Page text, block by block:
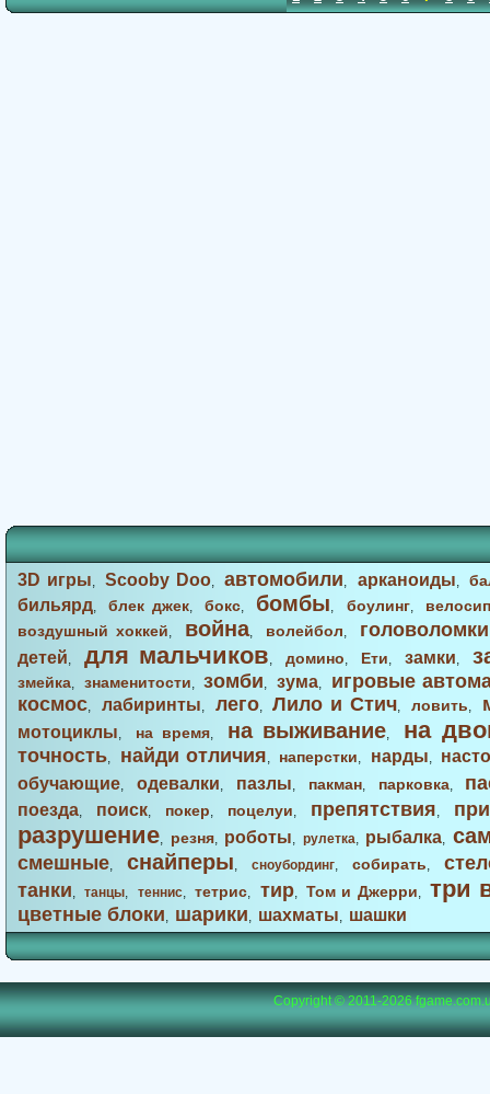
3D игры,Scooby Doo,автомобили, арканоиды,
бильярд,блек джек,бокс, бомбы, боулинг,
воздушный хоккей, война, волейбол, головоломки
детей, для мальчиков, домино, Ети, замки,
змейка, знаменитости,зомби, зума,
игровые
космос, лабиринты, лего,Лило и Стич,ловить,
мотоциклы, на время, на выживание, на
точность, найди отличия, наперстки, нарды,
обучающие, одевалки, пазлы, пакман, парковка,
поезда, поиск, покер, поцелуи, препятствия,
разрушение, резня, роботы, рулетка, рыбалка,
смешные, снайперы, сноубординг, собирать,
танки,танцы, теннис,тетрис, тир,Том и Джерри, три
цветные блоки, шарики, шахматы, шашки
Copyright © 2011-2026